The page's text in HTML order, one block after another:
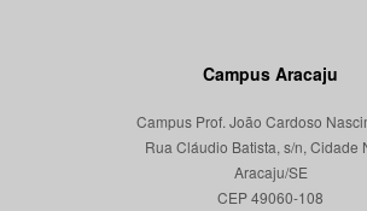
Campus Aracaju
Campus Prof. João Cardoso
Rua Cláudio Batista, s/n, Cidade
Aracaju/SE
CEP 49060-108